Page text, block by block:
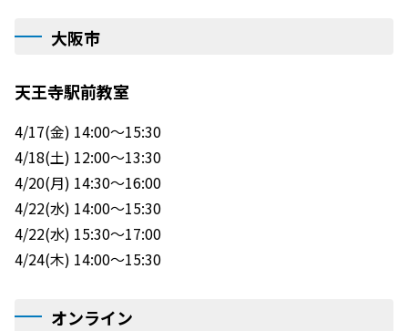
大阪市
天王寺駅前教室
4/17(金) 14:00～15:30
4/18(土) 12:00～13:30
4/20(月) 14:30～16:00
4/22(水) 14:00～15:30
4/22(水) 15:30～17:00
4/24(木) 14:00～15:30
オンライン